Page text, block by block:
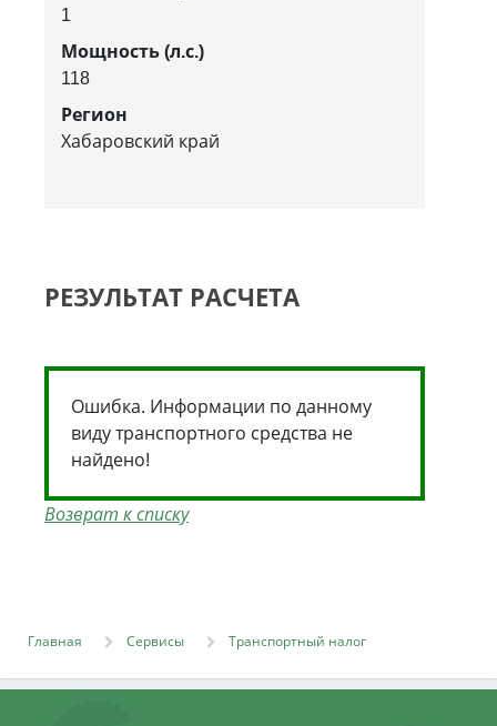
1
Мощность (л.с.)
118
Регион
Хабаровский край
РЕЗУЛЬТАТ РАСЧЕТА
Ошибка. Информации по данному
виду транспортного средства не
найдено!
Возврат к списку
Главная Сервисы Транспортный налог